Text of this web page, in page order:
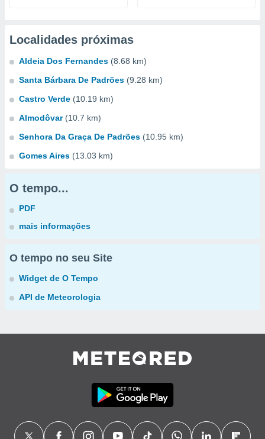
Localidades próximas
Aldeia Dos Fernandes (8.68 km)
Santa Bárbara De Padrões (9.28 km)
Castro Verde (10.19 km)
Almodôvar (10.7 km)
Senhora Da Graça De Padrões (10.95 km)
Gomes Aires (13.03 km)
O tempo...
PDF
mais informações
O tempo no seu Site
Widget de O Tempo
API de Meteorologia